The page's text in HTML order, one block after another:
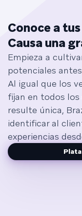
Conoce a
Causa una
Empieza a
potenciales
Al igual que los
fijan en todos
resulte única,
identificar al
experiencias